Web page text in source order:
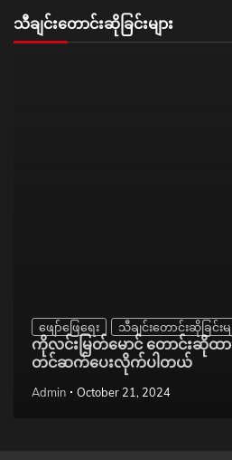
သီချင်းတောင်းဆိုခြင်းများ
ဖျော်ဖြေရေး သီချင်းတောင်းဆိုခြင်းမ
ကိုလင်းမြတ်မောင် တောင်းဆိုထ
တင်ဆက်ပေးလိုက်ပါတယ်
Admin October 21, 2024